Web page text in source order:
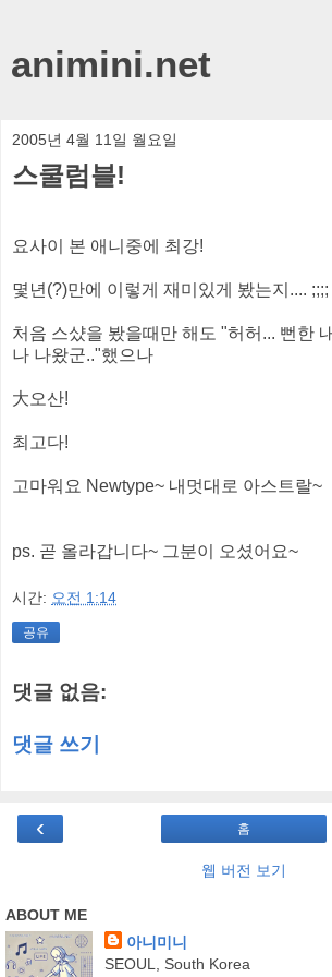
animini.net
2005년 4월 11일 월요일
스쿨럼블!
요사이 본 애니중에 최강!
몇년(?)만에 이렇게 재미있게 봤는지.... ;;;;
처음 스샸을 봤을때만 해도 "허허... 뻔한
나 나왔군.."했으나
大오산!
최고다!
고마워요 Newtype~ 내멋대로 아스트랄~
ps. 곧 올라갑니다~ 그분이 오셨어요~
시간: 오전 1:14
공유
댓글 없음:
댓글 쓰기
‹ 홈
웹 버전 보기
ABOUT ME
아니미니
SEOUL, South Korea